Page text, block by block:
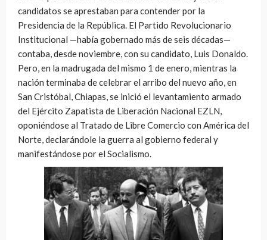
candidatos se aprestaban para contender por la
Presidencia de la República. El Partido Revolucionario
Institucional —había gobernado más de seis décadas—
contaba, desde noviembre, con su candidato, Luis Donaldo.
Pero, en la madrugada del mismo 1 de enero, mientras la
nación terminaba de celebrar el arribo del nuevo año, en
San Cristóbal, Chiapas, se inició el levantamiento armado
del Ejército Zapatista de Liberación Nacional EZLN,
oponiéndose al Tratado de Libre Comercio con América del
Norte, declarándole la guerra al gobierno federal y
manifestándose por el Socialismo.